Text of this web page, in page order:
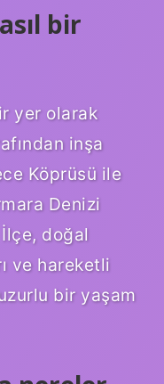
bir
yer olarak
inşa
Köprüsü ile
Denizi
İlçe, doğal
ve hareketli
bir yaşam